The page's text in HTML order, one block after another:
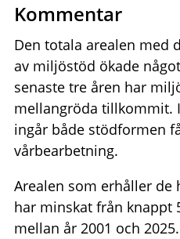
Kommentar
Den totala arealen med
av miljöstöd ökade
senaste tre åren har
mellangröda tillkommit.
ingår både stödformen
vårbearbetning.
Arealen som erhåller de
har minskat från knappt
mellan år 2001 och